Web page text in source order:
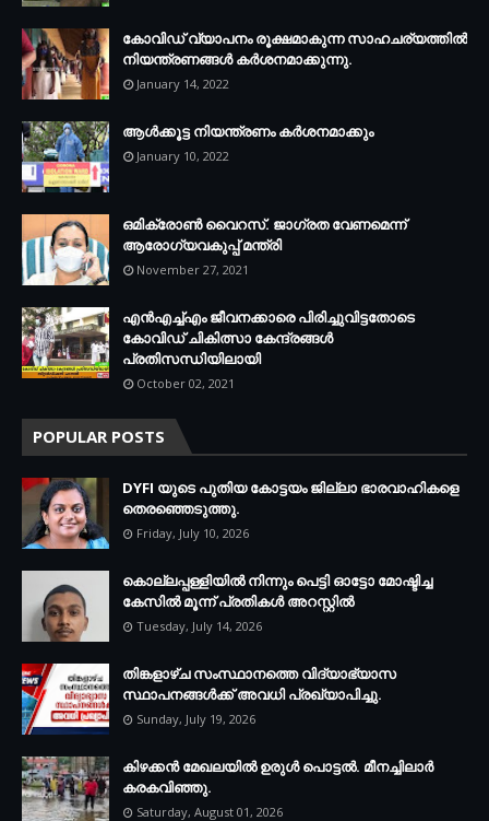
കോവിഡ് വ്യാപനം രൂക്ഷമാകുന്ന സാഹചര്യത്തില്‍
നിയന്ത്രണങ്ങള്‍ കര്‍ശനമാക്കുന്നു.
January 14, 2022
ആള്‍ക്കൂട്ട നിയന്ത്രണം കര്‍ശനമാക്കും
January 10, 2022
ഒമിക്രോണ്‍ വൈറസ്. ജാഗ്രത വേണമെന്ന്
ആരോഗ്യവകുപ്പ് മന്ത്രി
November 27, 2021
എന്‍എച്ച്എം ജീവനക്കാരെ പിരിച്ചുവിട്ടതോടെ
കോവിഡ് ചികിത്സാ കേന്ദ്രങ്ങള്‍
പ്രതിസന്ധിയിലായി
October 02, 2021
POPULAR POSTS
DYFI യുടെ പുതിയ കോട്ടയം ജില്ലാ ഭാരവാഹികളെ
തെരഞ്ഞെടുത്തു.
Friday, July 10, 2026
കൊല്ലപ്പള്ളിയില്‍ നിന്നും പെട്ടി ഓട്ടോ മോഷ്ടിച്ച
കേസില്‍ മൂന്ന് പ്രതികള്‍ അറസ്റ്റില്‍
Tuesday, July 14, 2026
തിങ്കളാഴ്ച സംസ്ഥാനത്തെ വിദ്യാഭ്യാസ
സ്ഥാപനങ്ങള്‍ക്ക് അവധി പ്രഖ്യാപിച്ചു.
Sunday, July 19, 2026
കിഴക്കന്‍ മേഖലയില്‍ ഉരുള്‍ പൊട്ടല്‍. മീനച്ചിലാര്‍
കരകവിഞ്ഞു.
Saturday, August 01, 2026